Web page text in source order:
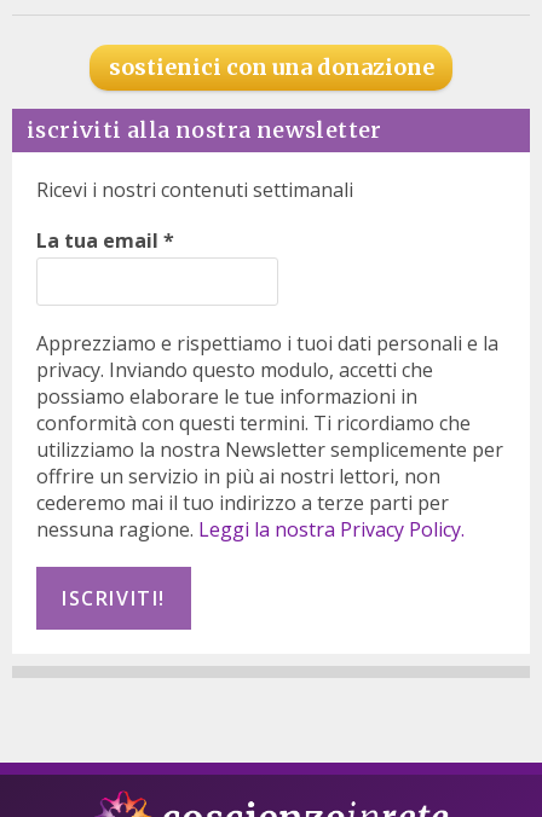
sostienici con una donazione
iscriviti alla nostra newsletter
Ricevi i nostri contenuti settimanali
La tua email *
Apprezziamo e rispettiamo i tuoi dati personali e la
privacy. Inviando questo modulo, accetti che
possiamo elaborare le tue informazioni in
conformità con questi termini. Ti ricordiamo che
utilizziamo la nostra Newsletter semplicemente per
offrire un servizio in più ai nostri lettori, non
cederemo mai il tuo indirizzo a terze parti per
nessuna ragione. Leggi la nostra Privacy Policy.